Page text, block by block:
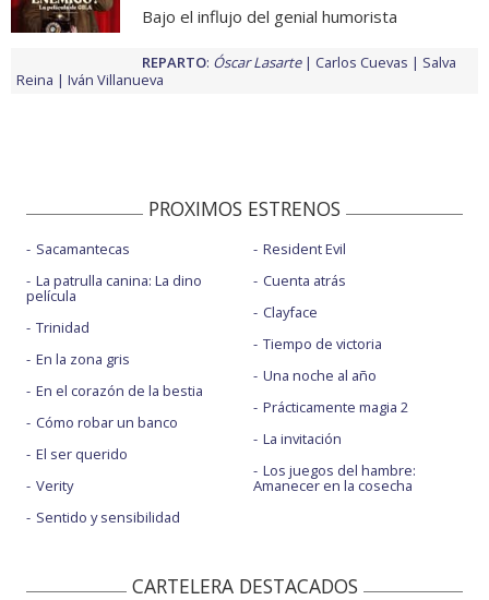
Bajo el influjo del genial humorista
REPARTO: Óscar Lasarte Carlos Cuevas
Salva
Reina
Iván Villanueva
PROXIMOS ESTRENOS
Sacamantecas
La patrulla canina: La dino
película
Trinidad
En la zona gris
En el corazón de la bestia
Cómo robar un banco
El ser querido
Verity
Sentido y sensibilidad
Resident Evil
Cuenta atrás
Clayface
Tiempo de victoria
Una noche al año
Prácticamente magia 2
La invitación
Los juegos del hambre:
Amanecer en la cosecha
CARTELERA DESTACADOS